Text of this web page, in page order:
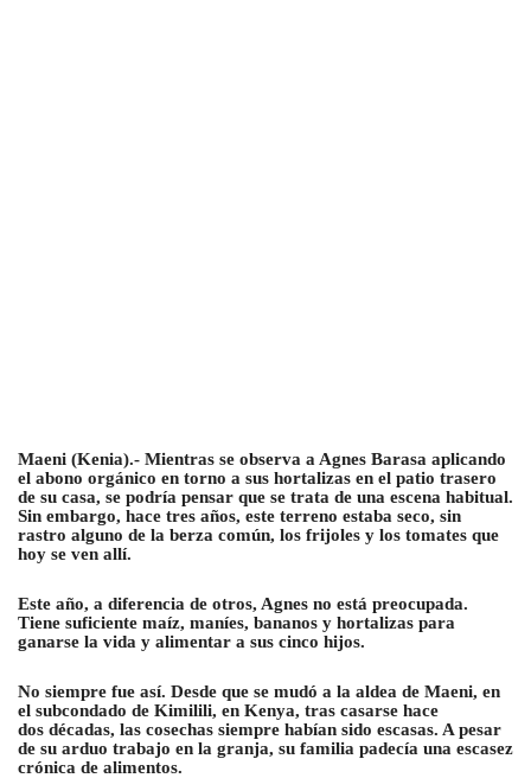
Maeni (Kenia).- Mientras se observa a Agnes Barasa aplicando
el abono orgánico en torno a sus hortalizas en el patio trasero
de su casa, se podría pensar que se trata de una escena habitual.
Sin embargo, hace tres años, este terreno estaba seco, sin
rastro alguno de la berza común, los frijoles y los tomates que
hoy se ven allí.
Este año, a diferencia de otros, Agnes no está preocupada.
Tiene suficiente maíz, maníes, bananos y hortalizas para
ganarse la vida y alimentar a sus cinco hijos.
No siempre fue así. Desde que se mudó a la aldea de Maeni, en
el subcondado de Kimilili, en Kenya, tras casarse hace
dos décadas, las cosechas siempre habían sido escasas. A pesar
de su arduo trabajo en la granja, su familia padecía una escasez
crónica de alimentos.